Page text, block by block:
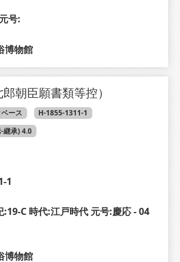
号:
博物館
郎朝臣願書類等控）
ース
H-1855-1311-1
継承) 4.0
1
:19-C 時代:江戸時代 元号:慶応 - 04
博物館